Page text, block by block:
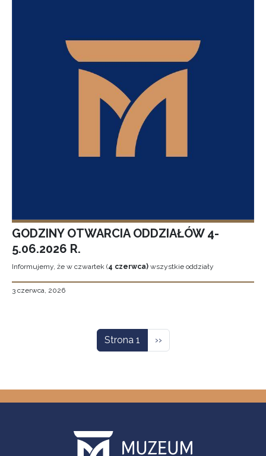
GODZINY OTWARCIA ODDZIAŁÓW 4-
5.06.2026 R.
Informujemy, że w czwartek (4 czerwca) wszystkie oddziały
3 czerwca, 2026
Strona 1 Następna strona
››